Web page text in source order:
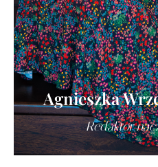
Agnieszka
Redaktor